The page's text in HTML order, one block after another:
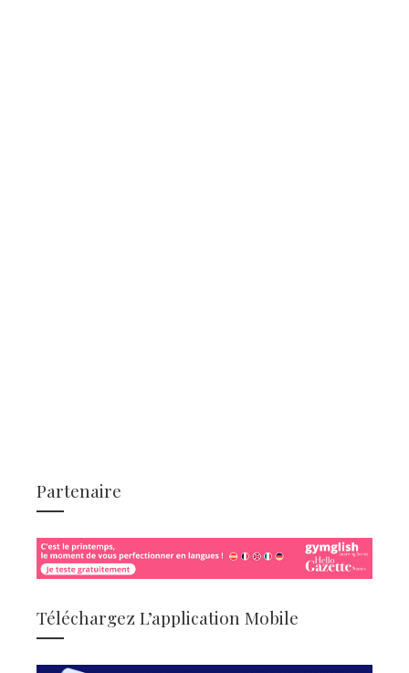
Partenaire
Téléchargez L’application Mobile